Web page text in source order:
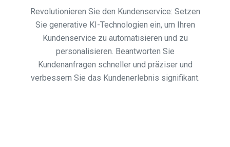
Revolutionieren Sie den Kundenservice: Setzen
Sie generative KI-Technologien ein, um Ihren
Kundenservice zu automatisieren und zu
personalisieren. Beantworten Sie
Kundenanfragen schneller und präziser und
verbessern Sie das Kundenerlebnis signifikant.